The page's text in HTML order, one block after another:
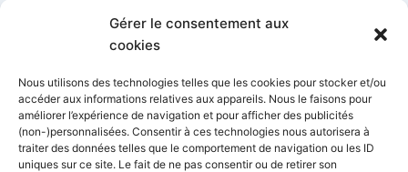
Gérer le consentement aux
cookies
Nous utilisons des technologies telles que les cookies pour stocker et/ou
accéder aux informations relatives aux appareils. Nous le faisons pour
améliorer l’expérience de navigation et pour afficher des publicités
(non-)personnalisées. Consentir à ces technologies nous autorisera à
traiter des données telles que le comportement de navigation ou les ID
uniques sur ce site. Le fait de ne pas consentir ou de retirer son
compétences en hacking pour identifier et
corriger les vulnérabilités des systèmes
informatiques afin d’en améliorer la sécurité, le
tout de manière légale et avec autorisation.